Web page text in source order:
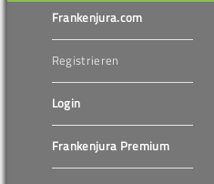
Frankenjura.com
Registrieren
Login
Frankenjura Premium